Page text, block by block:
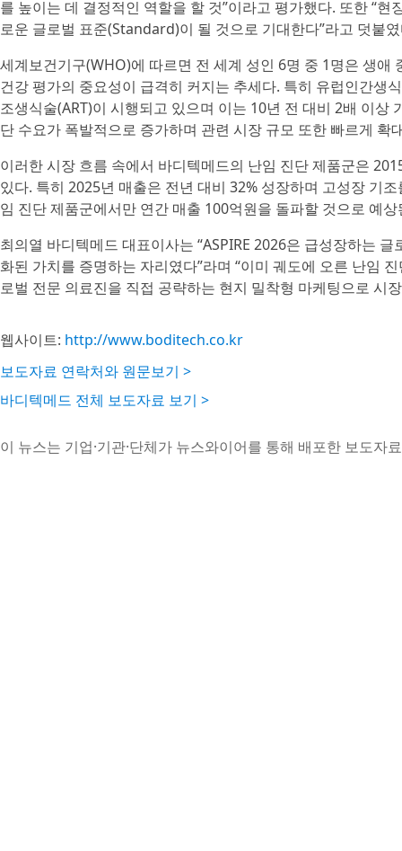
를 높이는 데 결정적인 역할을 할 것”이라고 평가했다. 또한 “
로운 글로벌 표준(Standard)이 될 것으로 기대한다”라고 덧붙
세계보건기구(WHO)에 따르면 전 세계 성인 6명 중 1명은 생
건강 평가의 중요성이 급격히 커지는 추세다. 특히 유럽인간생
조생식술(ART)이 시행되고 있으며 이는 10년 전 대비 2배 이
단 수요가 폭발적으로 증가하며 관련 시장 규모 또한 빠르게 확
이러한 시장 흐름 속에서 바디텍메드의 난임 진단 제품군은
있다. 특히 2025년 매출은 전년 대비 32% 성장하며 고성장 기
임 진단 제품군에서만 연간 매출 100억원을 돌파할 것으로 예상
최의열 바디텍메드 대표이사는 “ASPIRE 2026은 급성장하는
화된 가치를 증명하는 자리였다”라며 “이미 궤도에 오른 난임
로벌 전문 의료진을 직접 공략하는 현지 밀착형 마케팅으로 시
웹사이트: http://www.boditech.co.kr
보도자료 연락처와 원문보기 >
바디텍메드 전체 보도자료 보기 >
이 뉴스는 기업·기관·단체가 뉴스와이어를 통해 배포한 보도자